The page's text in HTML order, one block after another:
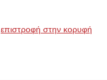
επιστροφή στην κορυφή